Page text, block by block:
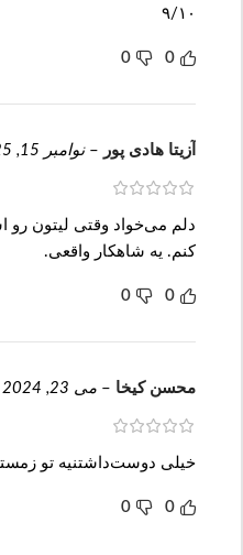
۹/۱۰
0
0
آزیتا هادی پور – نوامبر 15, 2025
دلم می‌خواد وقتی لیتون رو
کنم. یه شاهکار واقعی.
0
0
محسن کیخا – می 23, 2024
خیلی دوست‌داشتنیه تو
0
0